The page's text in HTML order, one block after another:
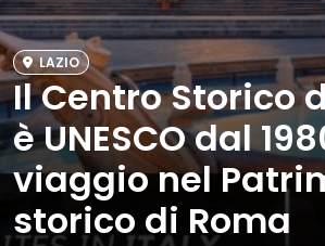
LAZIO
Il Centro Storico
è UNESCO dal
viaggio nel
storico di Roma